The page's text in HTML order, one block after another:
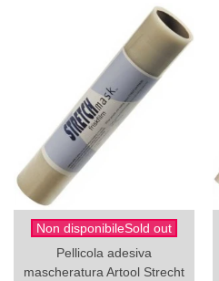
Non disponibileSold out
Pellicola adesiva
mascheratura Artool Strecht